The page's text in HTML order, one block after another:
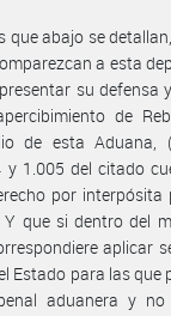
que abajo se
a esta
su defensa
de
de esta Aduana,
1.005 del citado
por interpósita
que si dentro del
aplicar
Estado para las que
aduanera y